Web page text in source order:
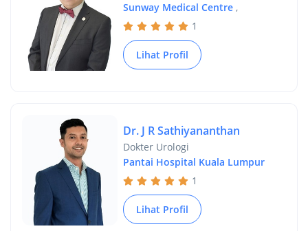
Sunway Medical Centre,
1
Lihat Profil
Dr. J R Sathiyananthan
Dokter Urologi
Pantai Hospital Kuala Lumpur
1
Lihat Profil